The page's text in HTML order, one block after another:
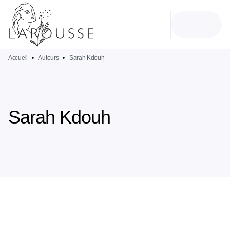
MENU
PIED DE PAGE
Accueil • Auteurs • Sarah Kdouh
Sarah Kdouh